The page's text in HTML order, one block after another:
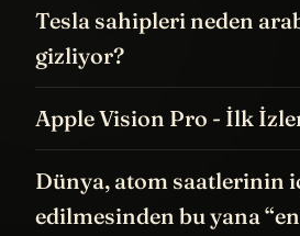
Tesla sahipleri neden
gizliyor?
Apple Vision Pro - İlk
Dünya, atom saatlerinin
edilmesinden bu yana